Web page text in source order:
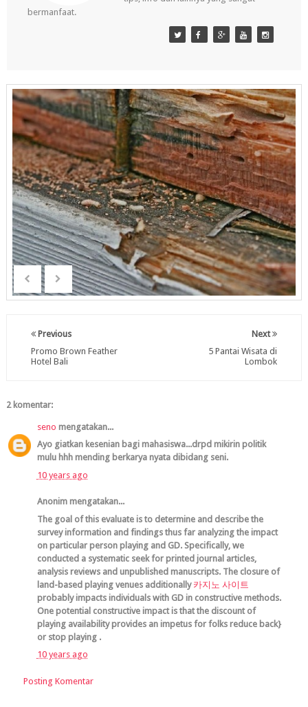
bermanfaat.
Next
5 Pantai Wisata di
Lombok
Previous
Promo Brown Feather
Hotel Bali
2 komentar:
seno mengatakan...
Ayo giatkan kesenian bagi mahasiswa...drpd mikirin politik
mulu hhh mending berkarya nyata dibidang seni.
10 years ago
Anonim mengatakan...
The goal of this evaluate is to determine and describe the
survey information and findings thus far analyzing the impact
on particular person playing and GD. Specifically, we
conducted a systematic seek for printed journal articles,
analysis reviews and unpublished manuscripts. The closure of
land-based playing venues additionally 카지노 사이트
probably impacts individuals with GD in constructive methods.
One potential constructive impact is that the discount of
playing availability provides an impetus for folks reduce back}
or stop playing .
10 years ago
Posting Komentar